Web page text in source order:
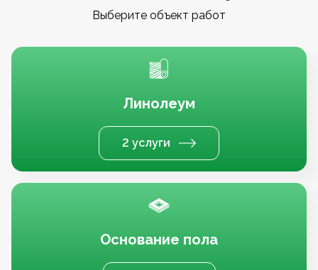
Выберите объект работ
Линолеум
2 услуги
Основание пола